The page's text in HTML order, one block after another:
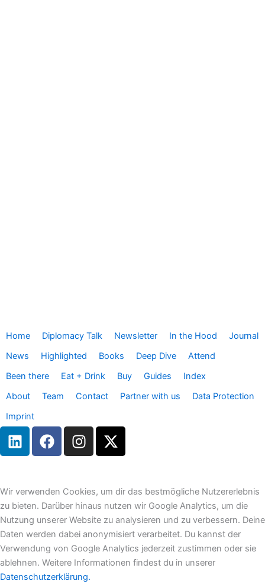
Home Diplomacy Talk Newsletter In the Hood
Journal
News
Highlighted Books Deep Dive
Attend
Been there
Eat + Drink Buy Guides
Index
About
Team Contact Partner with us
Data Protection
Imprint
L
i
e
d
i
n
F
a
b
o
o
k
I
n
a
g
r
a
m
X
-
i
t
t
e
r
Wir verwenden Cookies, um dir das bestmögliche Nutzererlebnis
zu bieten. Darüber hinaus nutzen wir Google Analytics, um die
Nutzung unserer Website zu analysieren und zu verbessern. Deine
Daten werden dabei anonymisiert verarbeitet. Du kannst der
Verwendung von Google Analytics jederzeit zustimmen oder sie
ablehnen. Weitere Informationen findest du in unserer
Datenschutzerklärung.